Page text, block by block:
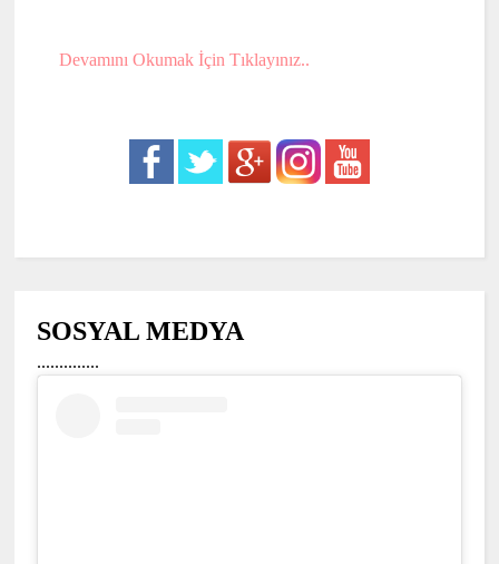
Devamını Okumak İçin Tıklayınız..
SOSYAL MEDYA
..............